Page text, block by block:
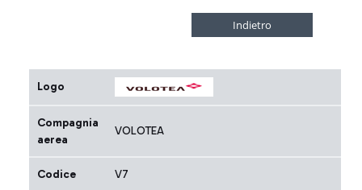
Logo
Compagnia
aerea
VOLOTEA
Codice V7